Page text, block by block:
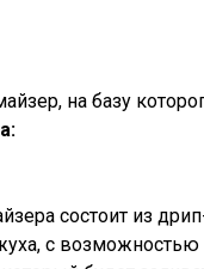
на базу
состоит из
с